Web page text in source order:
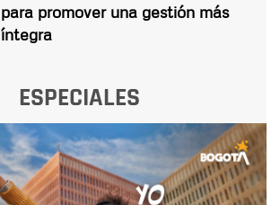
para promover una gestión más
íntegra
ESPECIALES